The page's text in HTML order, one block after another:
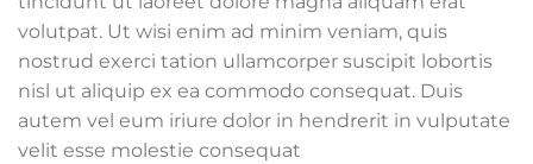
volutpat. Ut wisi enim ad minim veniam, quis
nostrud exerci tation ullamcorper suscipit lobortis
nisl ut aliquip ex ea commodo consequat. Duis
autem vel eum iriure dolor in hendrerit in vulputate
velit esse molestie consequat